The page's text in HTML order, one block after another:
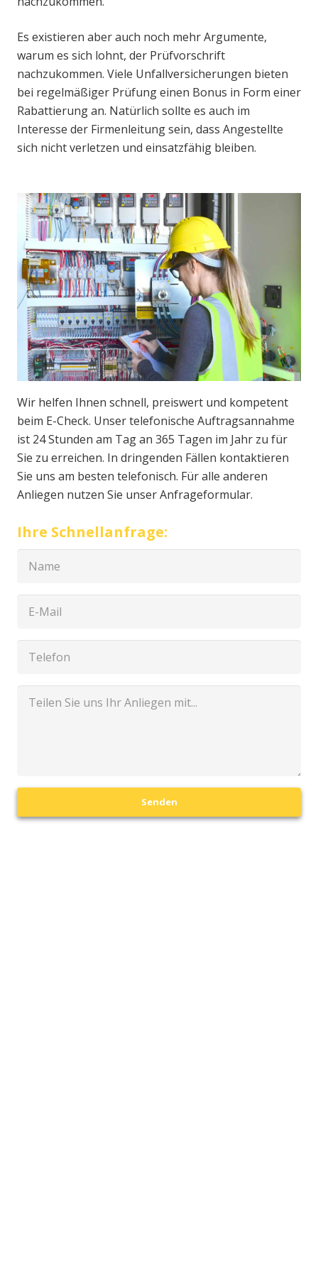
Es existieren aber auch noch mehr Argumente,
warum es sich lohnt, der Prüfvorschrift
nachzukommen. Viele Unfallversicherungen bieten
bei regelmäßiger Prüfung einen Bonus in Form einer
Rabattierung an. Natürlich sollte es auch im
Interesse der Firmenleitung sein, dass Angestellte
sich nicht verletzen und einsatzfähig bleiben.
Wir helfen Ihnen schnell, preiswert und kompetent
beim E-Check. Unser telefonische Auftragsannahme
ist 24 Stunden am Tag an 365 Tagen im Jahr zu für
Sie zu erreichen. In dringenden Fällen kontaktieren
Sie uns am besten telefonisch. Für alle anderen
Anliegen nutzen Sie unser Anfrageformular.
Ihre Schnellanfrage:
Senden